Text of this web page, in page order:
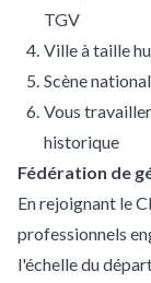
TGV
Ville à taille
Scène
Vous
historique
Fédération de
En rejoignant le
professionnels
l'échelle du